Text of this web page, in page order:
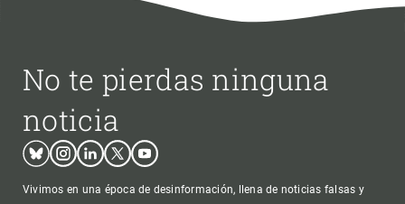
No te pierdas ninguna
noticia
BlueskyInstagram
LinkedinTwitterYoutube
Vivimos en una época de desinformación, llena de noticias falsas y